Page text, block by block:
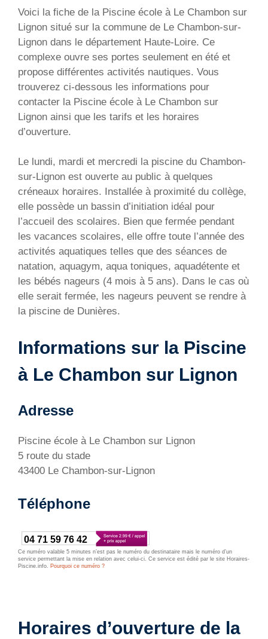
Voici la fiche de la Piscine école à Le Chambon sur
Lignon situé sur la commune de Le Chambon-sur-
Lignon dans le département Haute-Loire. Ce
complexe ouvre ses portes seulement en été et
propose différentes activités nautiques. Vous
trouverez ci-dessous les informations pour
contacter la Piscine école à Le Chambon sur
Lignon ainsi que les tarifs et les horaires
d’ouverture.
Le lundi, mardi et mercredi la piscine du Chambon-
sur-Lignon est ouverte au public à quelques
créneaux horaires. Installée à proximité du collège,
elle possède un bassin d’initiation idéal pour
l’accueil des scolaires. Bien que fermée pendant
les vacances scolaires, elle offre toute l’année des
activités aquatiques telles que des séances de
natation, aquagym, aqua toniques, aquadétente et
les bébés nageurs (4 mois à 5 ans). Dans le cas où
elle serait fermée, les nageurs peuvent se rendre à
la piscine de Dunières.
Informations sur la Piscine
à Le Chambon sur Lignon
Adresse
Piscine école à Le Chambon sur Lignon
5 route du stade
43400 Le Chambon-sur-Lignon
Téléphone
04 71 59 76 42
Ce numéro valable 5 minutes n’est pas le numéro du destinataire mais le numéro d’un
service permettant la mise en relation avec celui-ci. Ce service est édité par le site Horaires-
Piscine.info. Pourquoi ce numéro ?
Horaires d’ouverture de la